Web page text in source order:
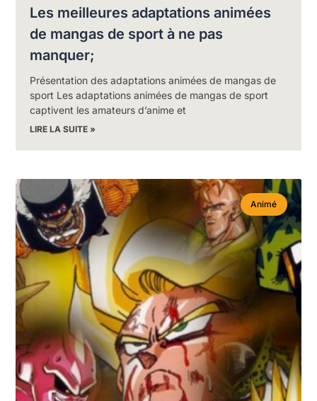
Les meilleures adaptations animées
de mangas de sport à ne pas
manquer;
Présentation des adaptations animées de mangas de
sport Les adaptations animées de mangas de sport
captivent les amateurs d’anime et
LIRE LA SUITE »
Animé